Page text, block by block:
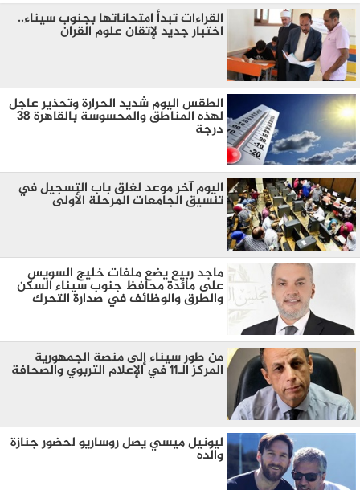
القراءات تبدأ امتحاناتها بجنوب سيناء..
اختبار جديد لإتقان علوم القران
الطقس اليوم شديد الحرارة وتحذير عاجل
لهذه المناطق والمحسوسة بالقاهرة 38
درجة
اليوم آخر موعد لغلق باب التسجيل في
تنسيق الجامعات المرحلة الأولى
ماجد ربيع يضع ملفات خليج السويس
على مائدة محافظ جنوب سيناء السكن
والطرق والوظائف في صدارة التحرك
من طور سيناء إلى منصة الجمهورية
المركز الـ11 في الإعلام التربوي والصحافة
ليونيل ميسي يصل روساريو لحضور جنازة
والده